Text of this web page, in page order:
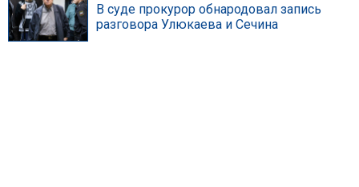
В суде прокурор обнародовал запись
разговора Улюкаева и Сечина